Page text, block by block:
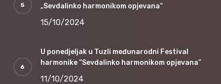
„Sevdalinko harmonikom opjevana“
15/10/2024
U ponedjeljak u Tuzli međunarodni Festival
harmonike “Sevdalinko harmonikom opjevana”
11/10/2024